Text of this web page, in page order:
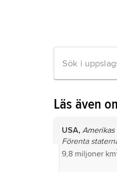
Läs även
USA,
Förenta
9,8 miljoner km